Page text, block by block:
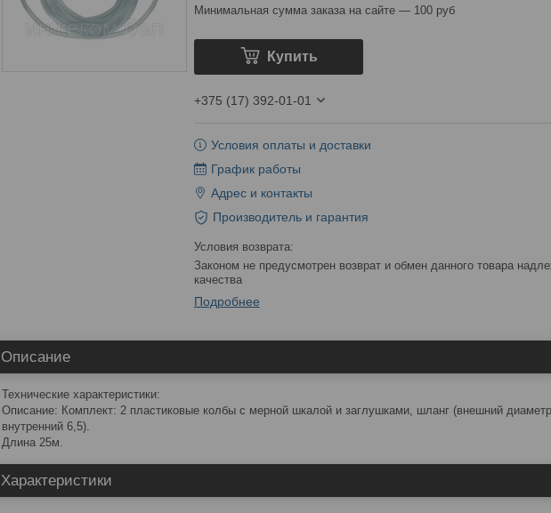
Минимальная сумма заказа на сайте — 100 руб
Купить
+375 (17) 392-01-01
Условия оплаты и доставки
График работы
Адрес и контакты
Производитель и гарантия
Законом не предусмотрен возврат и обмен данного товара надлежащего
качества
Подробнее
Описание
Технические характеристики:
Описание: Комплект: 2 пластиковые колбы с мерной шкалой и заглушками, шланг (внешний
внутренний 6,5).
Длина 25м.
Характеристики